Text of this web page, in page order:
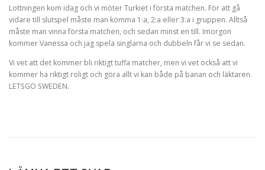
Lottningen kom idag och vi möter Turkiet i första matchen. För att gå
vidare till slutspel måste man komma 1:a, 2:a eller 3:a i gruppen. Alltså
måste man vinna första matchen, och sedan minst en till. Imorgon
kommer Vanessa och jag spela singlarna och dubbeln får vi se sedan.
Vi vet att det kommer bli riktigt tuffa matcher, men vi vet också att vi
kommer ha riktigt roligt och göra allt vi kan både på banan och läktaren.
LETSGO SWEDEN.